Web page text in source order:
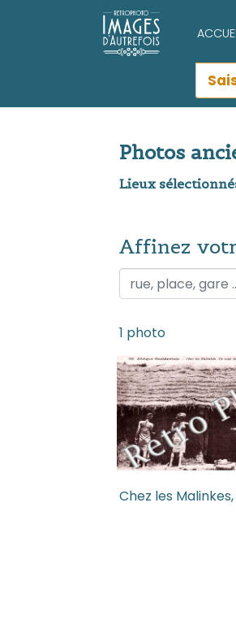
Photos
Lieux
Affinez
Affinez votre
1 photo